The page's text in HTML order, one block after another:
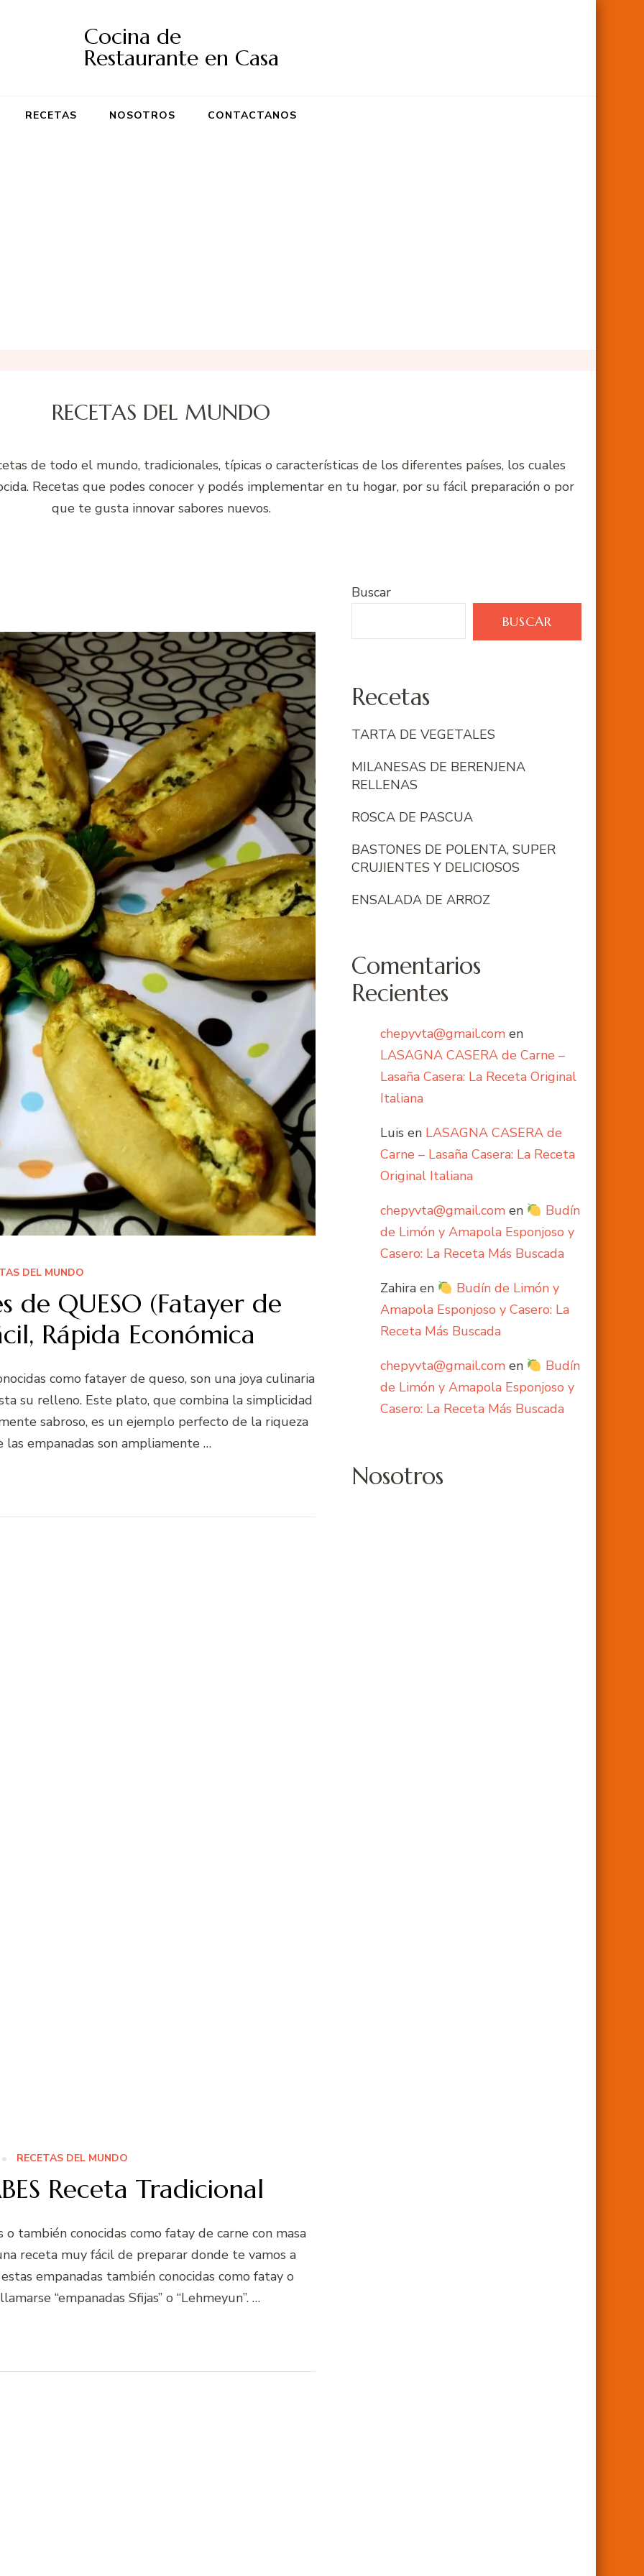
Cocina de
Restaurante en Casa
RECETAS NOSOTROS CONTACTANOS
RECETAS DEL MUNDO
de todo el mundo, tradicionales, típicas o características de los diferentes países, los cuales
Recetas que podes conocer y podés implementar en tu hogar, por su fácil preparación o por
que te gusta innovar sabores nuevos.
DEL MUNDO
de QUESO (Fatayer de
Rápida Económica
como fatayer de queso, son una joya culinaria
su relleno. Este plato, que combina la simplicidad
sabroso, es un ejemplo perfecto de la riqueza
las empanadas son ampliamente …
RECETAS DEL MUNDO
Receta Tradicional
también conocidas como fatay de carne con masa
receta muy fácil de preparar donde te vamos a
empanadas también conocidas como fatay o
“empanadas Sfijas” o “Lehmeyun”. …
Buscar
BUSCAR
Recetas
TARTA DE VEGETALES
MILANESAS DE BERENJENA
RELLENAS
ROSCA DE PASCUA
BASTONES DE POLENTA, SUPER
CRUJIENTES Y DELICIOSOS
ENSALADA DE ARROZ
Comentarios
Recientes
chepyvta@gmail.com en
LASAGNA CASERA de Carne –
Lasaña Casera: La Receta Original
Italiana
Luis en LASAGNA CASERA de
Carne – Lasaña Casera: La Receta
Original Italiana
chepyvta@gmail.com en
Budín
de Limón y Amapola Esponjoso y
Casero: La Receta Más Buscada
Zahira en
Budín de Limón y
Amapola Esponjoso y Casero: La
Receta Más Buscada
chepyvta@gmail.com en
Budín
de Limón y Amapola Esponjoso y
Casero: La Receta Más Buscada
Nosotros